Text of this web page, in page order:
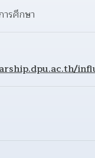
รศึกษา